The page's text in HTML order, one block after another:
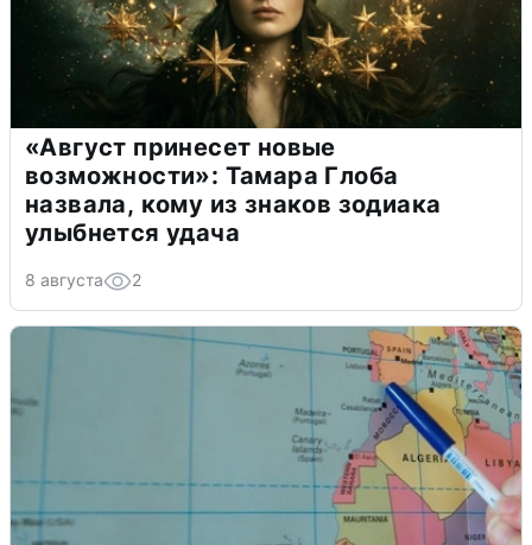
«Август принесет новые
возможности»: Тамара Глоба
назвала, кому из знаков зодиака
улыбнется удача
8 августа 2